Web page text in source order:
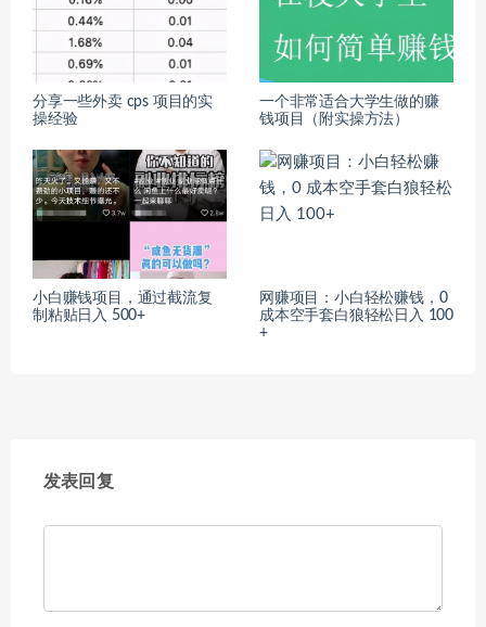
分享一些外卖 cps 项目的实
操经验
一个非常适合大学生做的赚
钱项目（附实操方法）
小白赚钱项目，通过截流复
制粘贴日入 500+
网赚项目：小白轻松赚钱，0
成本空手套白狼轻松日入 100
+
发表回复